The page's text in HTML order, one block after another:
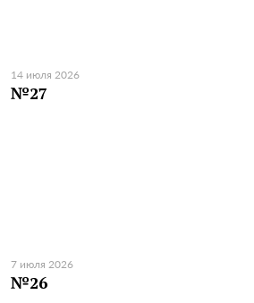
14 июля 2026
№27
7 июля 2026
№26